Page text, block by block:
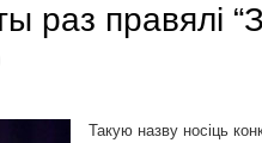
раз правялі
Такую назву носіць